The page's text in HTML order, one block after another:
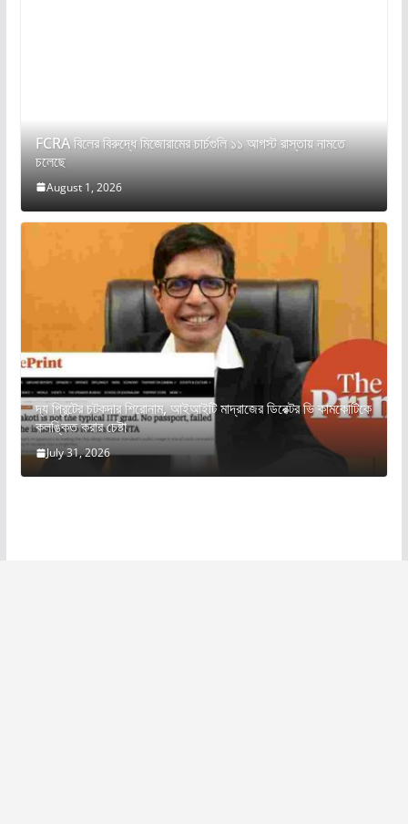
FCRA বিলের বিরুদ্ধে মিজোরামের চার্চগুলি ১১ আগস্ট রাস্তায় নামতে
চলেছে
August 1, 2026
দ্য প্রিন্টের চটকদার শিরোনাম, আইআইটি মাদ্রাজের ডিরেক্টর ভি কামকোটিকে
কলঙ্কিত করার চেষ্টা
July 31, 2026